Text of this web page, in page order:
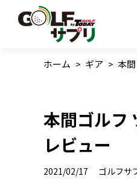
ホーム > ギア > 本
本間ゴルフ
レビュー
2021/02/17 ゴルフサ